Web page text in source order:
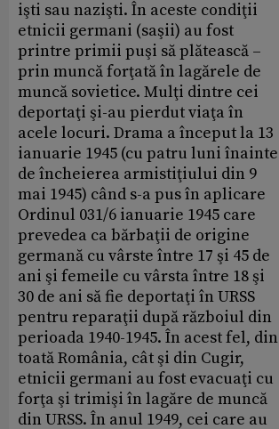
işti sau nazişti. În aceste condiţii
etnicii germani (saşii) au fost
printre primii puşi să plătească –
prin muncă forţată în lagărele de
muncă sovietice. Mulţi dintre cei
deportaţi şi-au pierdut viaţa în
acele locuri. Drama a început la 13
ianuarie 1945 (cu patru luni înainte
de încheierea armistiţiului din 9
mai 1945) când s-a pus în aplicare
Ordinul 031/6 ianuarie 1945 care
prevedea ca bărbaţii de origine
germană cu vârste între 17 şi 45 de
ani şi femeile cu vârsta între 18 şi
30 de ani să fie deportaţi în URSS
pentru reparaţii după războiul din
perioada 1940-1945. În acest fel, din
toată România, cât şi din Cugir,
etnicii germani au fost evacuaţi cu
forţa şi trimişi în lagăre de muncă
din URSS. În anul 1949, cei care au